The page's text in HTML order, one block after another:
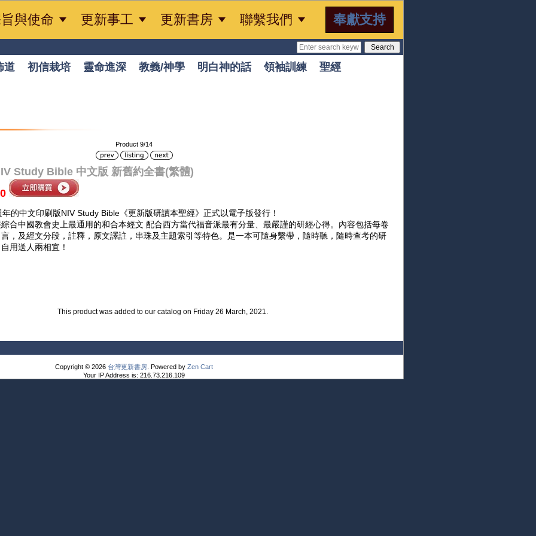
與使命  更新事工  更新書房  聯繫我們  奉獻支持
道 初信栽培 靈命進深 教義/神學 明白神的話 領袖訓練 聖經
Product 9/14
Study Bible 中文版 新舊約全書(繁體)
的中文印刷版NIV Study Bible《更新版研讀本聖經》正式以電子版發行！
合中國教會史上最通用的和合本經文 配合西方當代福音派最有分量、最嚴謹的研經心得。內容包括每卷
，及經文分段，註釋，原文譯註，串珠及主題索引等特色。是一本可隨身繫帶，隨時聽，隨時查考的研
用送人兩相宜！
This product was added to our catalog on Friday 26 March, 2021.
Copyright © 2026 台灣更新書房 . Powered by Zen Cart
Your IP Address is: 216.73.216.109